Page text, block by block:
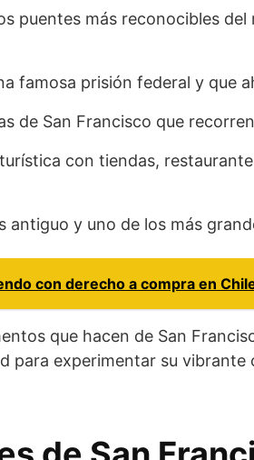
puentes más reconocibles
famosa prisión federal y que
de San Francisco que
con tiendas,
antiguo y uno de los más
con derecho a compra en
que hacen de San
para experimentar su vibrante